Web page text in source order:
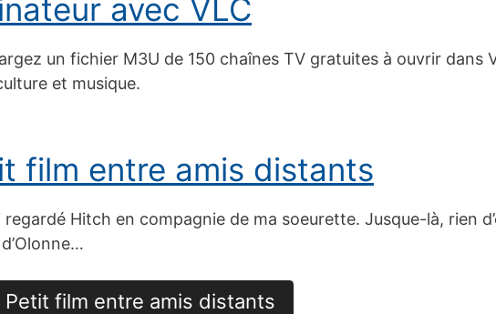
avec VLC
un fichier M3U de 150 chaînes TV gratuites à ouvrir dans
et musique.
film entre amis distants
regardé Hitch en compagnie de ma soeurette. Jusque-là, rien
Petit film entre amis distants